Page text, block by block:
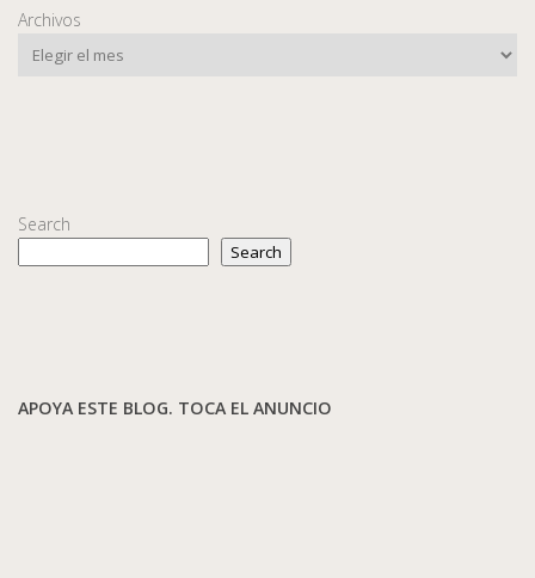
Archivos
Search
Search
APOYA ESTE BLOG. TOCA EL ANUNCIO